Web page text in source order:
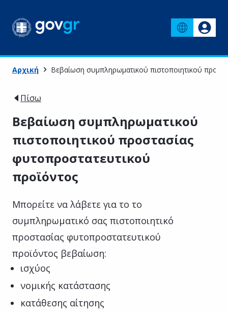
Αρχική Βεβαίωση συμπληρωματικού πιστοποιητικού
Πίσω
Βεβαίωση συμπληρωματικού
πιστοποιητικού προστασίας
φυτοπροστατευτικού
προϊόντος
Μπορείτε να λάβετε για το το
συμπληρωματικό σας πιστοποιητικό
προστασίας φυτοπροστατευτικού
προϊόντος βεβαίωση:
ισχύος
νομικής κατάστασης
κατάθεσης αίτησης